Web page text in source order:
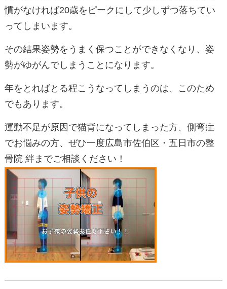
慣がなければ20歳をピークにして少しずつ落ちてい
ってしまいます。
その結果姿勢をうまく保つことができなくなり、姿
勢がゆがんでしまうことになります。
年をとればとる程こうなってしまうのは、このため
でもあります。
運動不足が原因で猫背になってしまった方、側弯症
でお悩みの方、ぜひ一度広島市佐伯区・五日市の整
骨院 絆までご相談ください！